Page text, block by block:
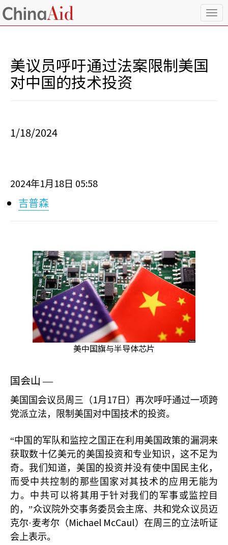
T
o
美议员呼吁通过法案限制美国
对中国的技术投资
1/18/2024
2024年1月 18 日 05:58
吉普森
美中国旗与半导体芯片
国会山 —
美国国会议员周三（ 1月 17 日）再次呼吁通过一项跨
党派立法，限制美国对中国技术的投资。
“中国的军队和监控之国正在利用美国政策的漏洞来
获取数十亿美元的美国投资和专业知识，这不足为
奇。我们知道，美国的投资并没有使中国民主化，
而受中共控制的那些国家对其技术的应用无能为
力。中共可以将其用于针对我们的军事或监控目
的，”众议院外交事务委员会主席、共和党众议员迈
克尔·麦考尔（ Michael McCaul）在周三的立法听证
会上表示。